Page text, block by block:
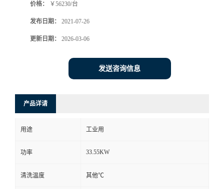
价格： ￥56230/台
发布日期： 2021-07-26
更新日期： 2026-03-06
发送咨询信息
产品详请
用途 工业用
功率 33.55KW
清洗温度 其他℃